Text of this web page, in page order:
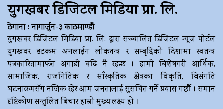
युगखबर डिजिटल मिडिया प्रा. लि.
ठेगाना : नागार्जुन-३ काठमाण्डौं
युगखबर डिजिटल मिडिया प्रा. लि. द्धारा सञ्चालित डिजिटल न्यूज पोर्टल
युगखवर डटकम अनलाईन लोकतन्त्र र सम्बृद्दिको दिशामा स्वतन्त्र
पत्रकारितामार्फत अगाडी बढि नै रहन्छ । हामी बिशेषगरी आर्थिक,
सामाजिक, राजनितिक र साँस्कृतिक क्षेत्रका विकृति, विसंगति
घटनाक्रमसँग नजिक रहेर आम जनतालाई सुसचित गर्ने प्रयास गर्छौ । समान
दृष्टिकोण सन्तुलित बिचार हाम्रो मुख्य लक्ष्य हो ।